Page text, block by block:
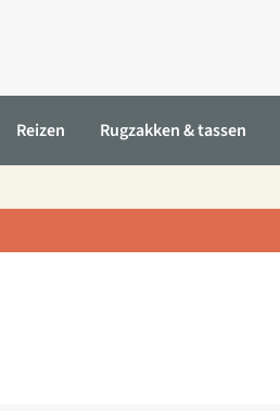
Reizen Rugzakken & tassen